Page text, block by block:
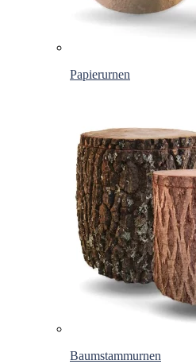
Papierurnen
Baumstammurnen